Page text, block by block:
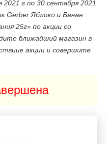
г по 30 сентября 2021
Gerber Яблоко и Банан
25г» по акции со
ближайший магазин в
акции и совершите